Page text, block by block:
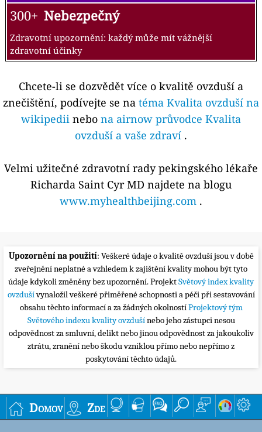
300+ Nebezpečný
Zdravotní upozornění: každý může mít vážnější
zdravotní účinky
Chcete-li se dozvědět více o kvalitě ovzduší a
znečištění, podívejte se na téma Kvalita ovzduší na
wikipedii nebo na airnow průvodce Kvalita
ovzduší a vaše zdraví .
Velmi užitečné zdravotní rady pekingského lékaře
Richarda Saint Cyr MD najdete na blogu
www.myhealthbeijing.com .
Upozornění na použití: Veškeré údaje o kvalitě ovzduší jsou v době
zveřejnění neplatné a vzhledem k zajištění kvality mohou být tyto
údaje kdykoli změněny bez upozornění. ProjektSvětový index kvality
ovzdušívynaložil veškeré přiměřené schopnosti a péči při sestavování
obsahu těchto informací a za žádných okolnostíProjektový tým
Světového indexu kvality ovzdušínebo jeho zástupci nesou
odpovědnost za smluvní, delikt nebo jinou odpovědnost za jakoukoliv
ztrátu, zranění nebo škodu vzniklou přímo nebo nepřímo z
poskytování těchto údajů.
Domov Zde